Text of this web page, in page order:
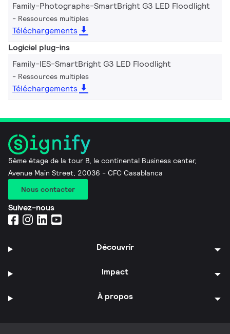
Family-Photographs-SmartBright G3 LED Floodlight
Ressources multiples
Téléchargements
Logiciel plug-ins
Family-IES-SmartBright G3 LED Floodlight
Ressources multiples
Téléchargements
5ème étage de la tour B, le continental Business center,
Avenue Main Street, 20036 - CFC Casablanca
Nous contacter
Suivez-nous
Découvrir
Impact
À propos